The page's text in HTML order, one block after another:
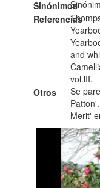
Sinónimos
Referencias
and
vol.lII.
Otros
Se
Merit'